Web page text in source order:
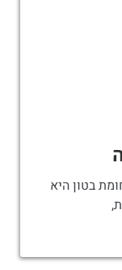
בטון היא